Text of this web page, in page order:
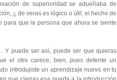
de superioridad se adueñaba de
¿ de veras es lógico o útil, el hecho de
para que la persona que ahora se siente
puede ser así, puede ser que quieras
el otro carece, bien, pues detente un
introdujiste un aprendizaje nuevo en tu